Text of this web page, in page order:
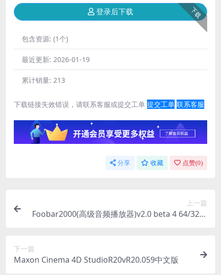
下载
登录后下载
包含资源: (1个)
最近更新: 2026-01-19
累计销量: 213
下载链接失效错误，请联系客服或提交工单 提交工单 联系客服
分享 收藏 点赞(0)
上一篇
Foobar2000(高级音频播放器)v2.0 beta 4 64/32位
下一篇
Maxon Cinema 4D StudioR20vR20.059中文版